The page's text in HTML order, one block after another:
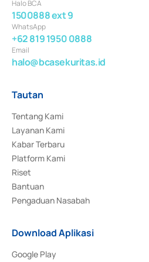
Halo BCA
1500888 ext 9
WhatsApp
+62 819 1950 0888
Email
halo@bcasekuritas.id
Tautan
Tentang Kami
Layanan Kami
Kabar Terbaru
Platform Kami
Riset
Bantuan
Pengaduan Nasabah
Download Aplikasi
Google Play